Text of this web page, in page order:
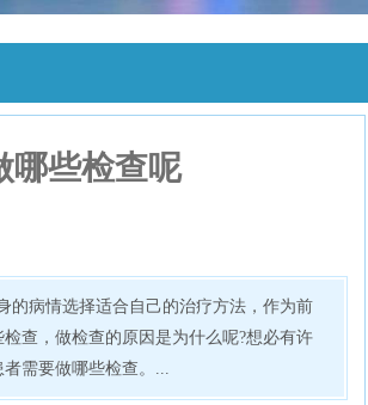
哪些检查呢
的病情选择适合自己的治疗方法，作为前
查，做检查的原因是为什么呢?想必有许
需要做哪些检查。...